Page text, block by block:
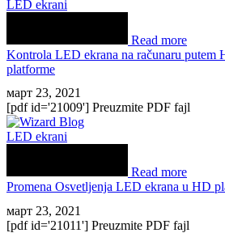
LED ekrani
Read more
Kontrola LED ekrana na računaru putem
platforme
март 23, 2021
[pdf id='21009'] Preuzmite PDF fajl
LED ekrani
Read more
Promena Osvetljenja LED ekrana u HD
март 23, 2021
[pdf id='21011'] Preuzmite PDF fajl